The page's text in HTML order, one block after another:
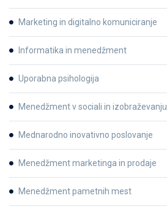
Marketing in digitalno komuniciranje
Informatika in menedžment
Uporabna psihologija
Menedžment v sociali in izobraževanju
Mednarodno inovativno poslovanje
Menedžment marketinga in prodaje
Menedžment pametnih mest